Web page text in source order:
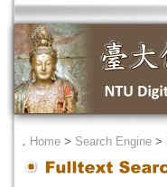
． Home > Search Engine >